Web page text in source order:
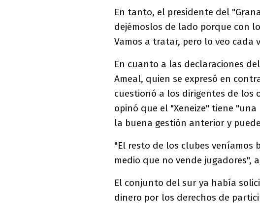
En tanto, el presidente del
dejémoslos de lado porque con
Vamos a tratar, pero lo veo cada
En cuanto a las declaraciones
Ameal, quien se expresó en
cuestionó a los dirigentes de los
opinó que el "Xeneize" tiene
la buena gestión anterior y
"El resto de los clubes veníamos
medio que no vende jugadores",
El conjunto del sur ya había
dinero por los derechos de